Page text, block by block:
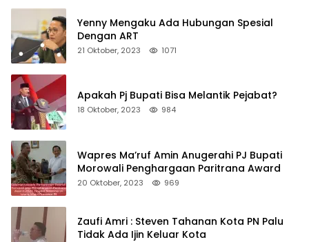
Yenny Mengaku Ada Hubungan Spesial
Dengan ART
21 Oktober, 2023 1071
Apakah Pj Bupati Bisa Melantik Pejabat?
18 Oktober, 2023 984
Wapres Ma’ruf Amin Anugerahi PJ Bupati
Morowali Penghargaan Paritrana Award
20 Oktober, 2023 969
Zaufi Amri : Steven Tahanan Kota PN Palu
Tidak Ada Ijin Keluar Kota